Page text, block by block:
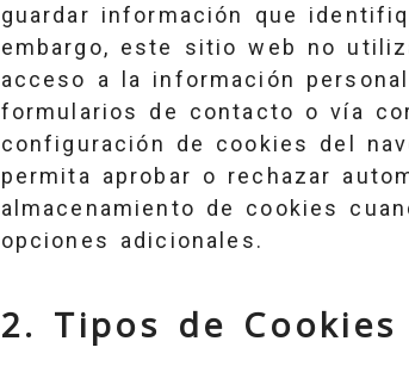
guardar información que
embargo, este sitio web no
acceso a la información
formularios de contacto o vía
configuración de cookies del
permita aprobar o rechazar
almacenamiento de cookies
opciones adicionales.
2. Tipos de Cookies